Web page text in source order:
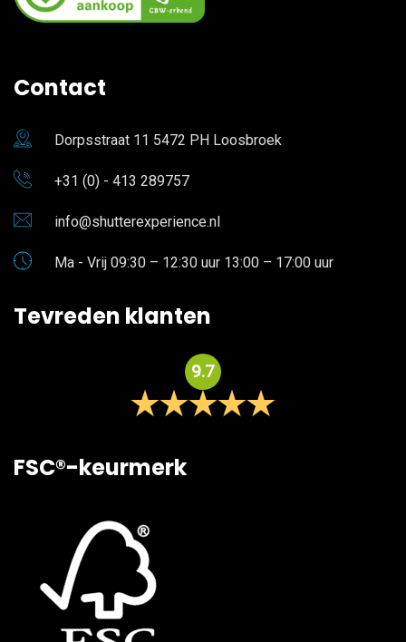
Contact
Dorpsstraat 11 5472 PH Loosbroek
+31 (0) - 413 289757
info@shutterexperience.nl
Ma - Vrij 09:30 – 12:30 uur 13:00 – 17:00 uur
Tevreden klanten
9.7
FSC®-keurmerk